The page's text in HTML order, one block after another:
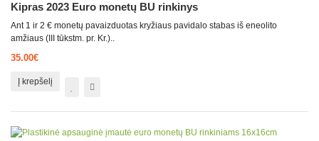
Kipras 2023 Euro monetų BU rinkinys
Ant 1 ir 2 € monetų pavaizduotas kryžiaus pavidalo stabas iš eneolito
amžiaus (III tūkstm. pr. Kr.)..
35.00€
Į krepšelį